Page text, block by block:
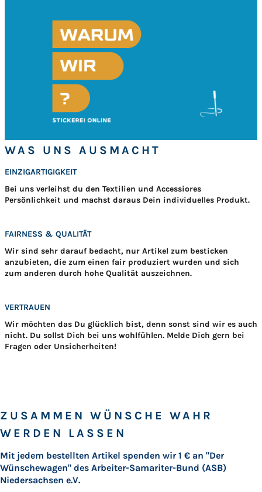
WAS UNS AUSMACHT
EINZIGARTIGIGKEIT
Bei uns verleihst du den Textilien und Accessiores
Persönlichkeit und machst daraus Dein individuelles Produkt.
FAIRNESS & QUALITÄT
Wir sind sehr darauf bedacht, nur Artikel zum besticken
anzubieten, die zum einen fair produziert wurden und sich
zum anderen durch hohe Qualität auszeichnen.
VERTRAUEN
Wir möchten das Du glücklich bist, denn sonst sind wir es auch
nicht. Du sollst Dich bei uns wohlfühlen. Melde Dich gern bei
Fragen oder Unsicherheiten!
ZUSAMMEN WÜNSCHE WAHR
WERDEN LASSEN
Mit jedem bestellten Artikel spenden wir 1 € an "Der
Wünschewagen" des Arbeiter-Samariter-Bund (ASB)
Niedersachsen e.V.